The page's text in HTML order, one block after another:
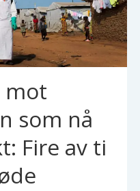
mot
som nå
Fire av ti